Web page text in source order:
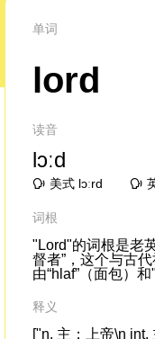
单词
lord
读音
lɔːd
美式 lɔːrd
词根
"Lord"的词根是老
督者”，这个与古
由“hlaf”（面包）
释义
["n. 主；上帝\n int.